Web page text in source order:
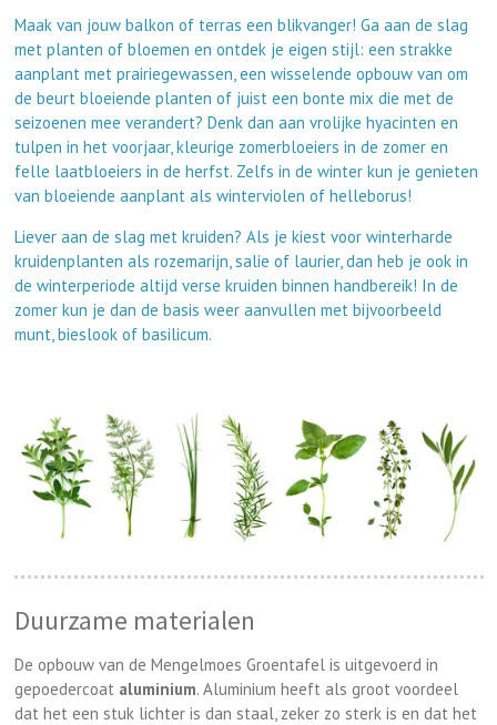
Maak van jouw balkon of terras een blikvanger! Ga aan de slag
met planten of bloemen en ontdek je eigen stijl: een strakke
aanplant met prairiegewassen, een wisselende opbouw van om
de beurt bloeiende planten of juist een bonte mix die met de
seizoenen mee verandert? Denk dan aan vrolijke hyacinten en
tulpen in het voorjaar, kleurige zomerbloeiers in de zomer en
felle laatbloeiers in de herfst. Zelfs in de winter kun je genieten
van bloeiende aanplant als winterviolen of helleborus!
Liever aan de slag met kruiden? Als je kiest voor winterharde
kruidenplanten als rozemarijn, salie of laurier, dan heb je ook in
de winterperiode altijd verse kruiden binnen handbereik! In de
zomer kun je dan de basis weer aanvullen met bijvoorbeeld
munt, bieslook of basilicum.
Duurzame materialen
De opbouw van de Mengelmoes Groentafel is uitgevoerd in
gepoedercoat aluminium. Aluminium heeft als groot voordeel
dat het een stuk lichter is dan staal, zeker zo sterk is en dat het